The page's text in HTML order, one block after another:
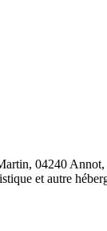
04240
et autre